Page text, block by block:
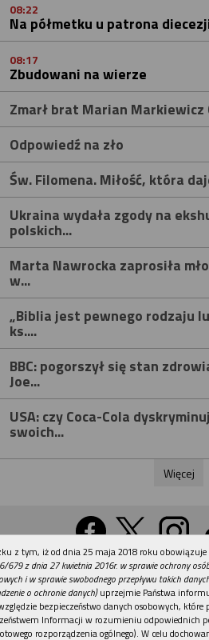
08:22
Na półmetku u patrona
08:17
Zbudowani na wierze
Zmarł brat Marian Markiewicz
Odpowiedź na zło
Św. Filomena. Miłość, która
Ukraina wydała zgody na
polskich...
Marta Nawrocka zaprosiła
w...
„Biblia jest pewnego rodzaju
ks....
BBC: pogorszył się stan
Joe...
USA: czy Coca-Cola
swoich...
Więcej
Wersja na
Działy Tematy Kontakt
z tym, iż od dnia 25 maja 2018 roku obowiązuje
679 z dnia 27 kwietnia 2016r. w sprawie ochrony
i w sprawie swobodnego przepływu takich
o ochronie danych)uprzejmie Państwa
bezpieczeństwo danych osobowych, które
Informacji w rozumieniu odpowiednich
rozporządzenia ogólnego). W celu